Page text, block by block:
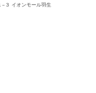
３ イオンモール羽生